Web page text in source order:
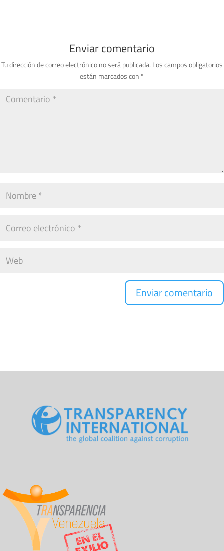
Enviar comentario
Tu dirección de correo electrónico no será publicada. Los campos obligatorios
están marcados con *